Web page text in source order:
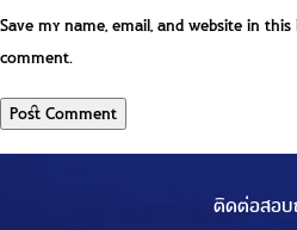
Save my name, email, and website in
comment.
ติดต่อสอบ